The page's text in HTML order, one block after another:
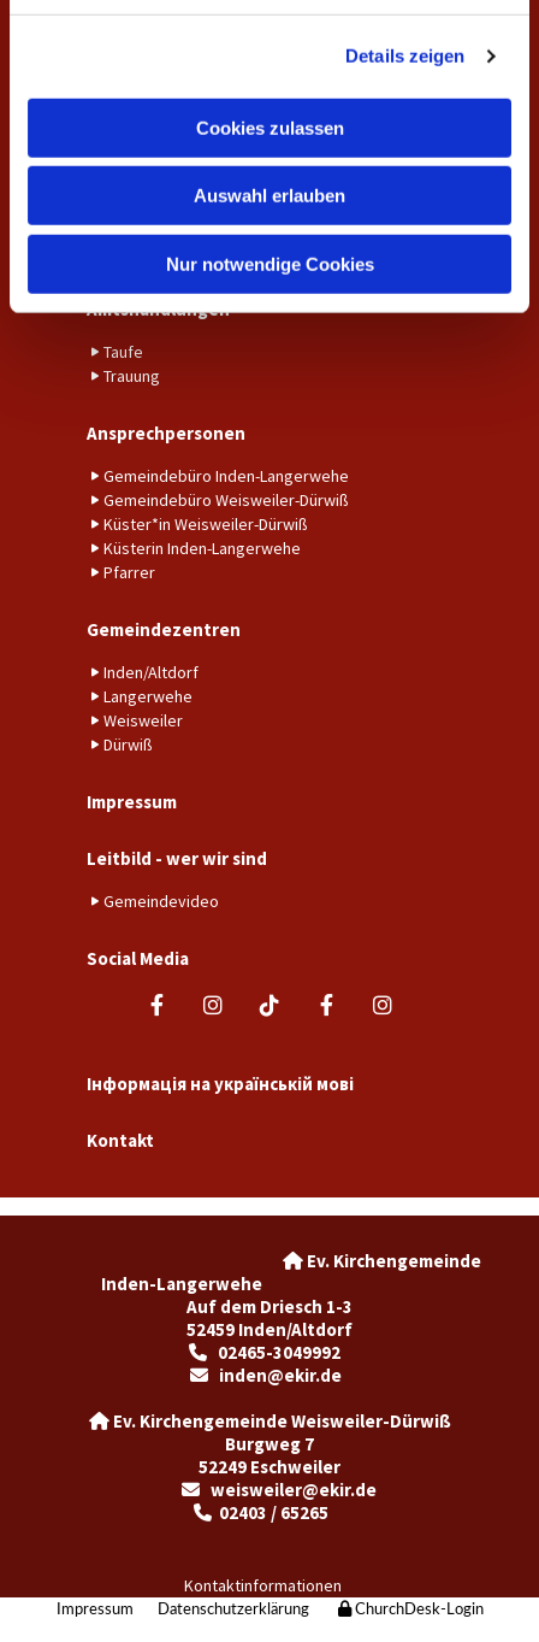
Details zeigen
Cookies zulassen
Auswahl erlauben
Nur notwendige Cookies
Veranstaltungen
Kalender
Unser Gemeindebrief
Amtshandlungen
Taufe
Trauung
Ansprechpersonen
Gemeindebüro Inden-Langerwehe
Gemeindebüro Weisweiler-Dürwiß
Küster*in Weisweiler-Dürwiß
Küsterin Inden-Langerwehe
Pfarrer
Gemeindezentren
Inden/Altdorf
Langerwehe
Weisweiler
Dürwiß
Impressum
Leitbild - wer wir sind
Gemeindevideo
Social Media
Інформація на українській мові
Kontakt
Ev. Kirchengemeinde
Inden-Langerwehe
Auf dem Driesch 1-3
52459 Inden/Altdorf
02465-3049992
 inden@ekir.de
Ev. Kirchengemeinde Weisweiler-Dürwiß
Burgweg 7
52249 Eschweiler
weisweiler@ekir.de
02403 / 65265
Kontaktinformationen
Impressum Datenschutzerklärung ChurchDesk-Login